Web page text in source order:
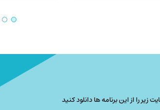
را از این برنامه ها دانلود کنید